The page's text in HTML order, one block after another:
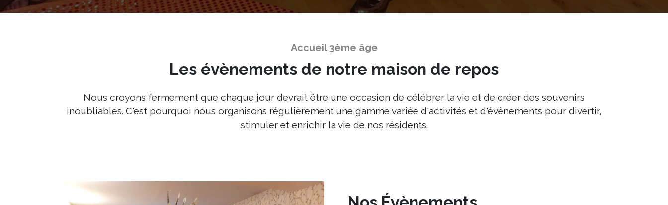
Accueil 3ème âge
Les évènements de notre maison de repos
Nous croyons fermement que chaque jour devrait être une occasion de célébrer la vie et de créer des souvenirs
inoubliables. C'est pourquoi nous organisons régulièrement une gamme variée d'activités et d'évènements pour divertir,
stimuler et enrichir la vie de nos résidents.